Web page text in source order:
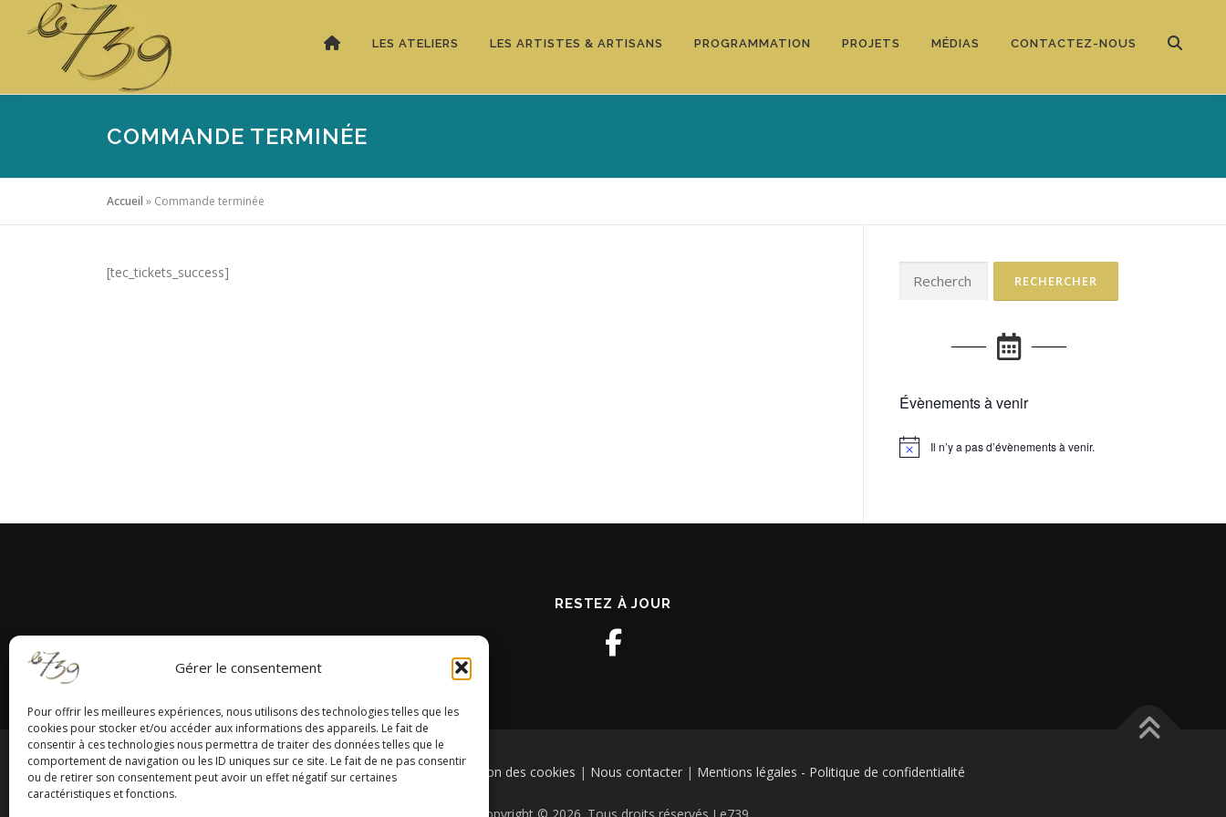
Gérer le consentement
Pour offrir les meilleures expériences, nous utilisons des technologies telles que les
cookies pour stocker et/ou accéder aux informations des appareils. Le fait de
consentir à ces technologies nous permettra de traiter des données telles que le
comportement de navigation ou les ID uniques sur ce site. Le fait de ne pas consentir
ou de retirer son consentement peut avoir un effet négatif sur certaines
caractéristiques et fonctions.
LES ATELIERS LES ARTISTES & ARTISANS PROGRAMMATION PROJETS MÉDIAS CONTACTEZ-NOUS
COMMANDE TERMINÉE
Accueil » Commande terminée
[tec_tickets_success]
Évènements à venir
Notice Il n’y a pas d’évènements à venir.
RESTEZ À JOUR
Centrale 7|EnVol Formations Gestion des cookies | Nous contacter| Mentions légales - Politique de confidentialité